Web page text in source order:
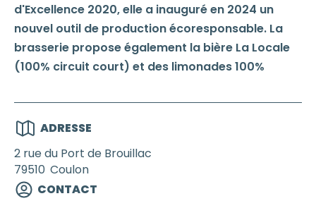
d'Excellence 2020, elle a inauguré en 2024 un
nouvel outil de production écoresponsable. La
brasserie propose également la bière La Locale
(100% circuit court) et des limonades 100%
ADRESSE
2 rue du Port de Brouillac
79510 Coulon
CONTACT